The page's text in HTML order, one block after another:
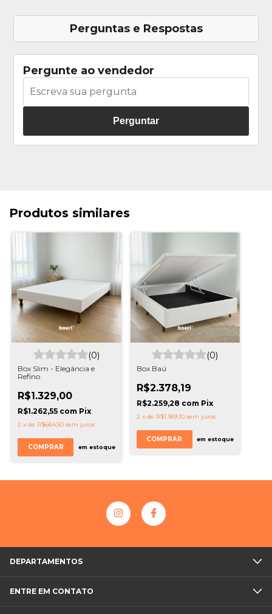
Perguntas e Respostas
Pergunte ao vendedor
Perguntar
Produtos similares
(0)
Box Slim - Elegância e
Refino
R$1.329,00
R$1.262,55 com Pix
2 x de R$664,50 sem juros
COMPRAR em estoque
(0)
Box Baú
R$2.378,19
R$2.259,28 com Pix
2 x de R$1.189,10 sem juros
COMPRAR em estoque
DEPARTAMENTOS
ENTRE EM CONTATO